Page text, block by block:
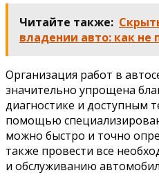
Читайте также:
владении авто: как не
Организация работ в
значительно упрощена
диагностике и доступным
помощью
можно быстро и точно
также провести все
и обслуживанию